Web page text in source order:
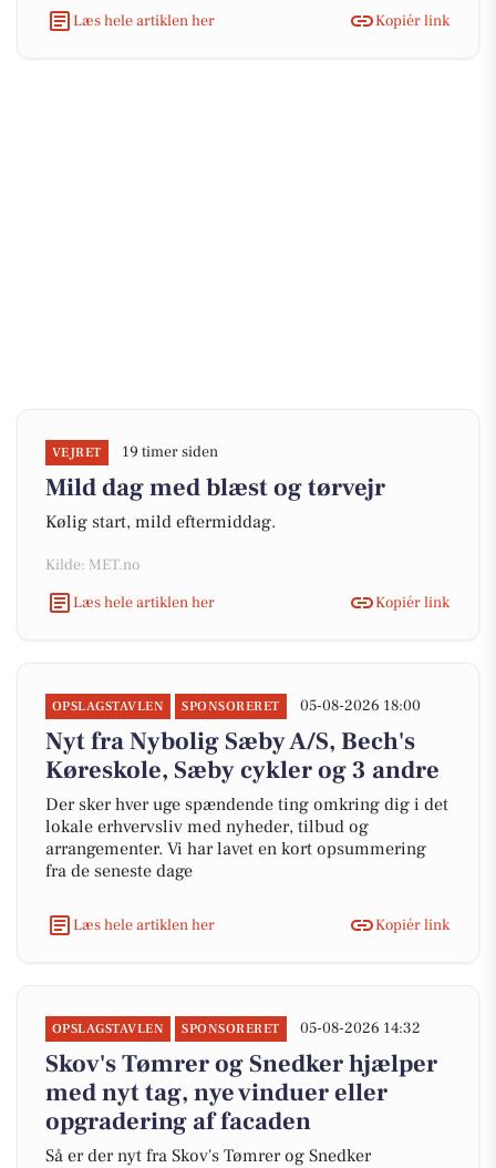
Læs hele artiklen her Kopiér link
VEJRET 19 timer siden
Mild dag med blæst og tørvejr
Kølig start, mild eftermiddag.
Kilde: MET.no
Læs hele artiklen her
Kopiér link
OPSLAGSTAVLEN SPONSORERET 05-08-2026 18:00
Nyt fra Nybolig Sæby A/S, Bech's
Køreskole, Sæby cykler og 3 andre
Der sker hver uge spændende ting omkring dig i det
lokale erhvervsliv med nyheder, tilbud og
arrangementer. Vi har lavet en kort opsummering
fra de seneste dage
Læs hele artiklen her Kopiér link
OPSLAGSTAVLEN SPONSORERET 05-08-2026 14:32
Skov's Tømrer og Snedker hjælper
med nyt tag, nye vinduer eller
opgradering af facaden
Så er der nyt fra Skov's Tømrer og Snedker